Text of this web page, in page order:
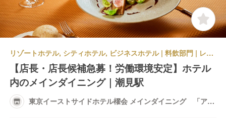
リゾートホテル, シティホテル, ビジネスホテル | 料飲部門 | レストランサービス・ホールスタッフ | 東京イーストサイドホテル櫂会 メインダイニング 「アンサンブル」
【店長・店長候補急募！労働環境安定】ホテル
内のメインダイニング｜潮見駅
東京イーストサイドホテル櫂会 メインダイニング 「アン